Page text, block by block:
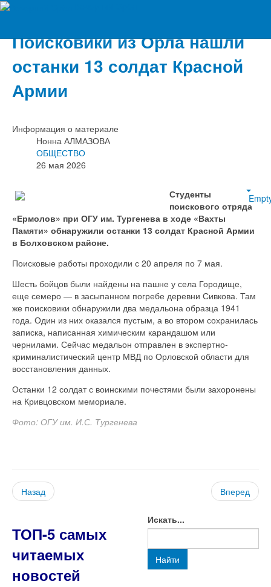
Поисковики из Орла нашли
останки 13 солдат Красной
Армии
Информация о материале
Нонна АЛМАЗОВА
ОБЩЕСТВО
26 мая 2026
Студенты
поискового отряда
«Ермолов» при ОГУ им. Тургенева в ходе «Вахты
Памяти» обнаружили останки 13 солдат Красной Армии
в Болховском районе.
Поисковые работы проходили с 20 апреля по 7 мая.
Шесть бойцов были найдены на пашне у села Городище,
еще семеро — в засыпанном погребе деревни Сивкова. Там
же поисковики обнаружили два медальона образца 1941
года. Один из них оказался пустым, а во втором сохранилась
записка, написанная химическим карандашом или
чернилами. Сейчас медальон отправлен в экспертно-
криминалистический центр МВД по Орловской области для
восстановления данных.
Останки 12 солдат с воинскими почестями были захоронены
на Кривцовском мемориале.
Фото: ОГУ им. И.С. Тургенева
Назад Вперед
ТОП-5 самых
читаемых
новостей
Искать...
Найти